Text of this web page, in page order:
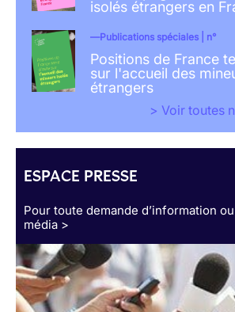
isolés étrangers en
Publications spéciales | n°
Positions de France
sur l'accueil des
étrangers
> Voir toutes
ESPACE PRESSE
Pour toute demande d’information
média >